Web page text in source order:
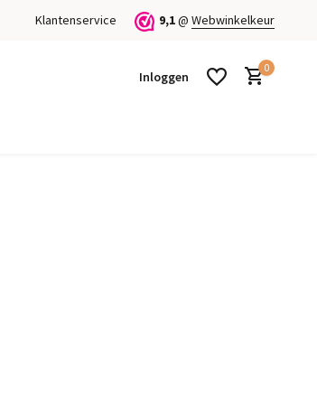
Klantenservice 9,1@ Webwinkelkeur
Inloggen
0